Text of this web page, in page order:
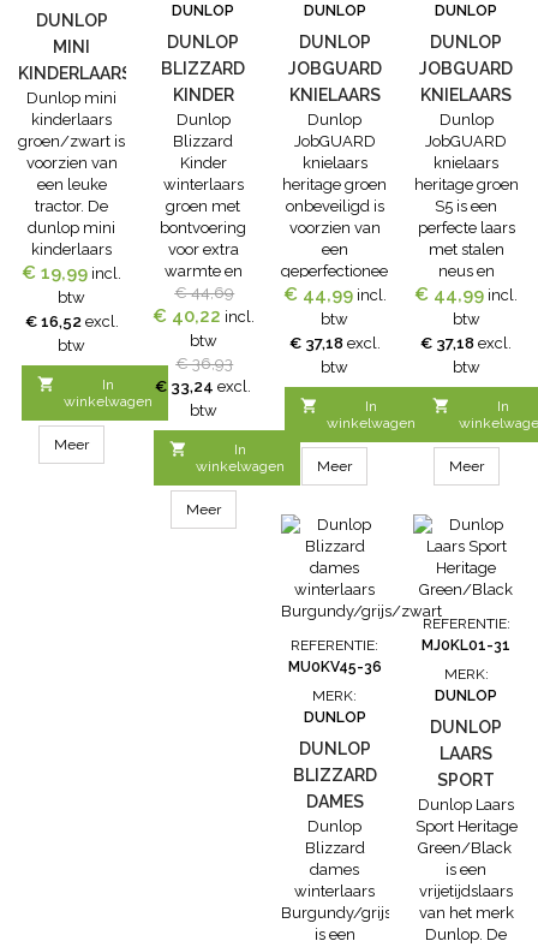
DUNLOP
MINI
KINDERLAARS
GROEN/ZWART
Dunlop mini
kinderlaars
groen/zwart is
voorzien van
een leuke
tractor. De
dunlop mini
kinderlaars
groen/zwart is
100%
waterdicht om
de kleine
voeten
helemaal
droog te
houden.
verkrijgbaar in
de maten 20
€ 19,99 incl.
btw
€ 16,52 excl.
btw

In
winkelwagen
Meer
DUNLOP
DUNLOP
BLIZZARD
KINDER
WINTERLAARS
GROEN
Dunlop
Blizzard
Kinder
winterlaars
groen met
bontvoering
voor extra
warmte en
comfort.•
Comfortabele
kinderlaars
met zwarte
bontvoering•
Superieure
isolatie tot
-15°C •
Matenrange:
24 t/m 35
€ 44,69
€ 40,22 incl.
btw
€ 36,93
€ 33,24 excl.
btw

In
winkelwagen
Meer
DUNLOP
DUNLOP
JOBGUARD
KNIELAARS
HERITAGE
GROEN
ONBEVEILIGD
Dunlop
JobGUARD
knielaars
heritage groen
onbeveiligd is
voorzien van
een
geperfectioneerde
pasvorm met
Dunlop’s
innovatieve
Sneaker-fit die
hiel slippen en
voetvermoeidheid
elimineert. •
Acifort van
Dunlop biedt
extra
tegen
chemicaliën
zoals
brandstof en
zuren•
Speciaal
ontwikkelde
samenstelling
van Acifort
voor
chemische
bescherming •
€ 44,99 incl.
btw
€ 37,18 excl.
btw

In
winkelwagen
Meer
DUNLOP
DUNLOP
JOBGUARD
KNIELAARS
HERITAGE
GROEN S5
Dunlop
JobGUARD
knielaars
heritage groen
S5 is een
perfecte laars
met stalen
neus en
beschermende
zool. De
Dunlop
JobGUARd is
de vervanger
voor de
Actifort Heavy
Duty.
Eigenschappen
• Pasvorm
met Dunlop’s
innovatieve
Sneaker-fit die
hiel slippen en
elimineert•
Acifort van
Dunlop biedt
extra
bescherming
tegen
€ 44,99 incl.
btw
€ 37,18 excl.
btw

In
Meer
REFERENTIE:
MU0KV45-36
MERK:
DUNLOP
DUNLOP
BLIZZARD
DAMES
WINTERLAARS
BURGUNDY/GRIJS/ZWART
Dunlop
Blizzard
dames
winterlaars
Burgundy/grijs/zwart
is een
REFERENTIE:
MJ0KL01-31
MERK:
DUNLOP
DUNLOP
LAARS
SPORT
HERITAGE
GREEN/BLACK
Dunlop Laars
Sport Heritage
Green/Black
is een
vrijetijdslaars
van het merk
Dunlop. De